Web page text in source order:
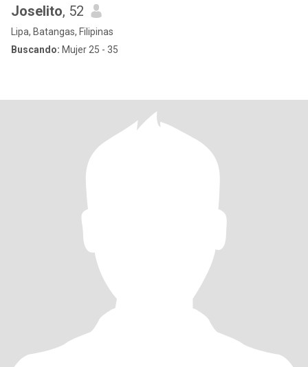
Joselito, 52
Lipa, Batangas, Filipinas
Buscando: Mujer 25 - 35